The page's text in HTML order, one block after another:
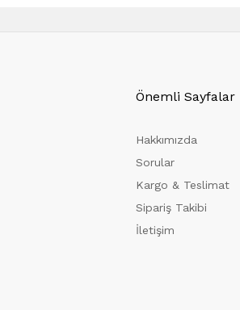
Önemli Sayfalar
Hakkımızda
Sorular
Kargo & Teslimat
Sipariş Takibi
İletişim